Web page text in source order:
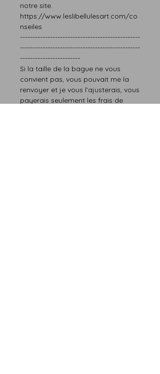
notre site.
https://www.leslibellulesart.com/co
nseiles
------------------------------------------------
------------------------------------------------
------------------------
Si la taille de la bague ne vous
convient pas, vous pouvait me la
renvoyer et je vous l’ajusterais, vous
payerais seulement les frais de